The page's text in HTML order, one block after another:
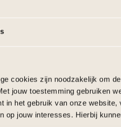
cookies zijn noodzakelijk om
jouw toestemming gebruiken
in het gebruik van onze website,
op jouw interesses. Hierbij
uitstekende
waarderen onze
Jaar
Met meer
aan